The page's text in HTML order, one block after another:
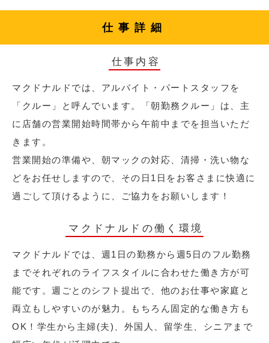
仕事詳細
仕事内容
マクドナルドでは、アルバイト・パートスタッフを
「クルー」と呼んでいます。「朝勤務クルー」は、主
に店舗の営業開始時間帯から午前中までを担当いただ
きます。
営業開始の準備や、朝マックの対応、清掃・洗い物な
どをお任せしますので、その日1日をお客さまに快適に
過ごして頂けるように、ご協力をお願いします！
マクドナルドの働く環境
マクドナルドでは、週1日の勤務から週5日のフル勤務
までそれぞれのライフスタイルに合わせた働き方が可
能です。週ごとのシフト提出で、他のお仕事や家庭と
両立もしやすいのが魅力。もちろん固定的な働き方も
OK！学生から主婦(夫)、外国人、留学生、シニアまで